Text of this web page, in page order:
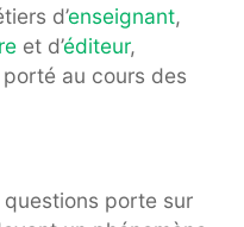
d’enseignant,
et d’éditeur,
au cours des
porte sur